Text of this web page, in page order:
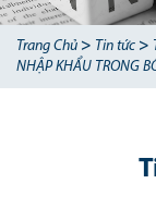
Trang Chủ > Tin tức >
NHẬP KHẨU TRONG